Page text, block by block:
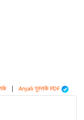
| Anjali पुस्तके PDF